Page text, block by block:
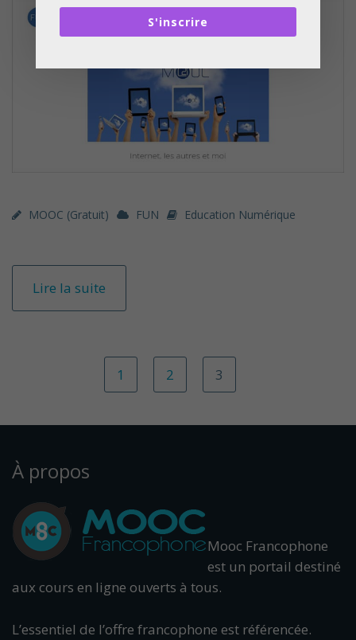
MOOC (gratuit) FUN Education Numérique
Lire la suite
1 2 3
À propos
Mooc Francophone
est un portail destiné
aux cours en ligne ouverts à tous.
L’essentiel de l’offre francophone est référencée.
S'inscrire